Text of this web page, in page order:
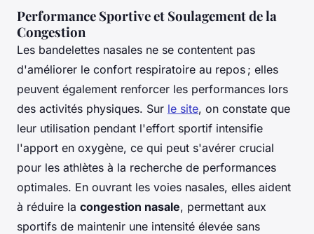
Performance Sportive et Soulagement de la
Congestion
Les bandelettes nasales ne se contentent pas
d'améliorer le confort respiratoire au repos ; elles
peuvent également renforcer les performances lors
des activités physiques. Sur le site, on constate que
leur utilisation pendant l'effort sportif intensifie
l'apport en oxygène, ce qui peut s'avérer crucial
pour les athlètes à la recherche de performances
optimales. En ouvrant les voies nasales, elles aident
à réduire la congestion nasale, permettant aux
sportifs de maintenir une intensité élevée sans